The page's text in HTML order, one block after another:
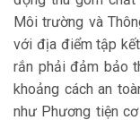
Môi trường và
với địa điểm tập
rắn phải đảm bảo
khoảng cách an
như Phương tiện